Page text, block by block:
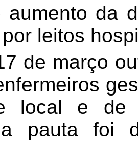
aumento da
leitos
de março
local e de
pauta foi